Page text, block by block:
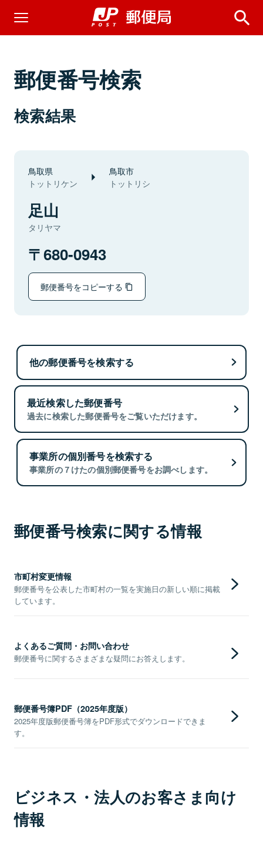
郵便番号検索
検索結果
鳥取県
トットリケン
鳥取市
トットリシ
足山
タリヤマ
680-0943
郵便番号をコピーする
他の郵便番号を検索する
最近検索した郵便番号
過去に検索した郵便番号をご覧いただけます。
事業所の個別番号を検索する
事業所の７けたの個別郵便番号をお調べします。
郵便番号検索に関する情報
市町村変更情報
郵便番号を公表した市町村の一覧を実施日の新しい順に掲載
しています。
よくあるご質問・お問い合わせ
郵便番号に関するさまざまな疑問にお答えします。
郵便番号簿PDF（2025年度版）
2025年度版郵便番号簿をPDF形式でダウンロードできま
す。
ビジネス・法人のお客さま向け
情報